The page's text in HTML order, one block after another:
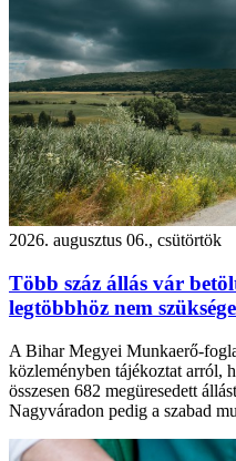
2026. augusztus 06., csütörtök
Több száz állás vár
legtöbbhöz nem
A Bihar Megyei Munkaerő-
közleményben tájékoztat arról,
összesen 682 megüresedett
Nagyváradon pedig a szabad